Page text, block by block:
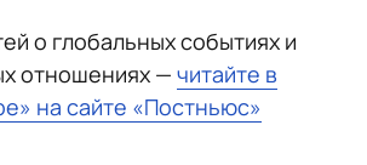
о глобальных событиях и
отношениях — читайте в
на сайте «Постньюс»